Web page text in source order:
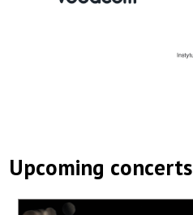
Upcoming concerts